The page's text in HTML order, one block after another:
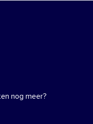
nog meer?